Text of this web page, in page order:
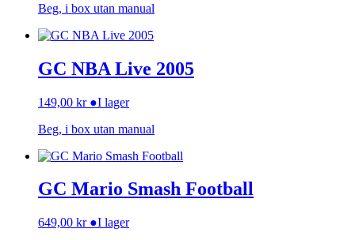
Beg, i box utan manual
GC NBA Live 2005
149,00 kr ●I lager
Beg, i box utan manual
GC Mario Smash Football
649,00 kr ●I lager